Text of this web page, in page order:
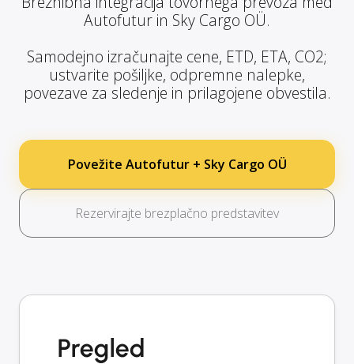
Autofutur in Sky Cargo OÜ.
Samodejno izračunajte cene, ETD, ETA, CO2;
ustvarite pošiljke, odpremne nalepke,
povezave za sledenje in prilagojene obvestila.
Povežite Autofutur + Sky Cargo OÜ
Rezervirajte brezplačno predstavitev
Pregled